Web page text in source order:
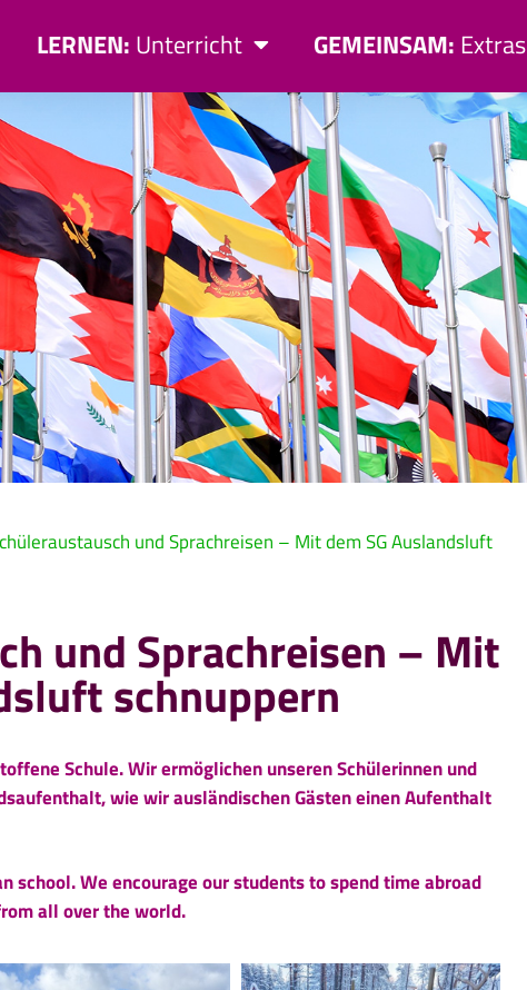
LERNEN: Unterricht GEMEINSAM: Extras
und Sprachreisen – Mit dem SG Auslandsluft
und Sprachreisen – Mit
schnuppern
Schule. Wir ermöglichen unseren Schülerinnen und
wie wir ausländischen Gästen einen Aufenthalt
school. We encourage our students to spend time abroad
all over the world.